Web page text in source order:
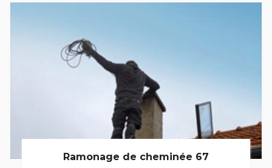
Ramonage de cheminée 67